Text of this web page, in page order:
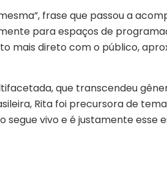
frase que passou a
para espaços de
mais direto com o público,
que transcendeu
Rita foi precursora de
vivo e é justamente esse